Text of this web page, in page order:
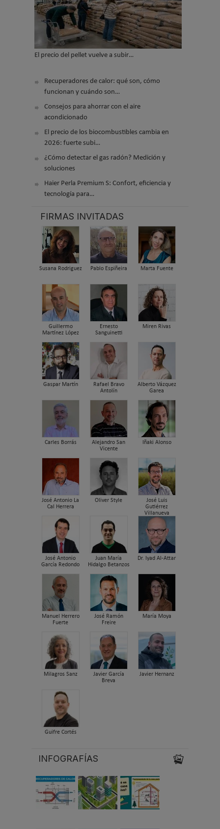
El precio del pellet vuelve a subir…
Recuperadores de calor: qué son, cómo
funcionan y cuándo son…
Consejos para ahorrar con el aire
acondicionado
El precio de los biocombustibles cambia en
2026: fuerte subi…
¿Cómo detectar el gas radón? Medición y
soluciones
Haier Perla Premium S: Confort, eficiencia y
tecnología para…
FIRMAS INVITADAS
Susana Rodriguez Pablo Espiñeira Marta Fuente
Guillermo
Martínez López
Ernesto
Sanguinetti
Miren Rivas
Gaspar Martín
Rafael Bravo
Antolín
Alberto Vázquez
Garea
Carles Borrás
Alejandro San
Vicente
Iñaki Alonso
José Antonio La
Cal Herrera
Oliver Style
José Luis
Gutiérrez
Villanueva
José Antonio
García Redondo
Juan María
Hidalgo Betanzos
Dr. Iyad Al-Attar
Manuel Herrero
Fuerte
José Ramón
Freire
María Moya
Milagros Sanz
Javier García
Breva
Javier Hernanz
Guifre Cortés
INFOGRAFÍAS